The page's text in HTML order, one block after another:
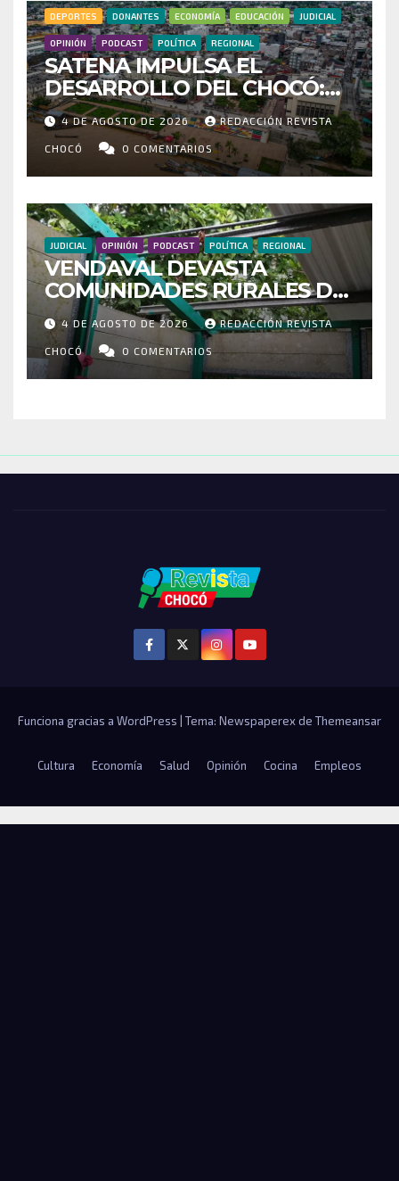
DEPORTES DONANTES ECONOMÍA EDUCACIÓN JUDICIAL
OPINIÓN PODCAST POLÍTICA REGIONAL
SATENA IMPULSA EL
DESARROLLO DEL CHOCÓ:
MÁS DE 35 MIL PASAJEROS
MOVILIZADOS Y NUEVAS
RUTAS FORTALECEN LA
CONECTIVIDAD
4 DE AGOSTO DE 2026 REDACCIÓN REVISTA
CHOCÓ 0 COMENTARIOS
JUDICIAL OPINIÓN PODCAST POLÍTICA REGIONAL
VENDAVAL DEVASTA
COMUNIDADES RURALES DE
RIOSUCIO: ESCUELAS,
VIVIENDAS Y CEMENTERIO
ENTRE LOS AFECTADOS
4 DE AGOSTO DE 2026 REDACCIÓN REVISTA
CHOCÓ 0 COMENTARIOS
Funciona gracias a WordPress Tema: Newspaperex de Themeansar
Cultura Economía Salud Opinión Cocina Empleos